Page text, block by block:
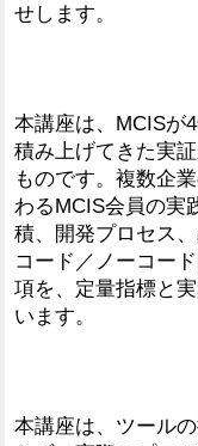
せします。
本講座は、MCISが
積み上げてきた実
ものです。複数企
わるMCIS会員の実
積、開発プロセス
コード／ノーコー
項を、定量指標と
います。
本講座は、ツール